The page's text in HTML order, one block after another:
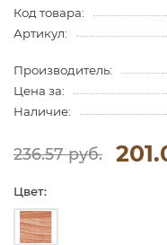
Код товара:
Артикул:
Производитель:
Цена за:
Наличие:
236.57 руб.
Цвет: